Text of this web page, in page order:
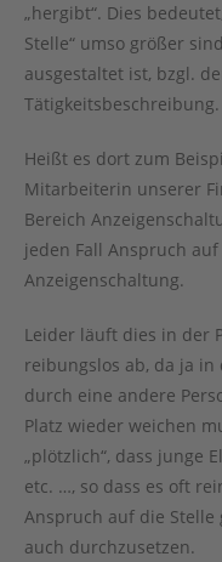
„hergibt“. Dies
Stelle“ umso größer
ausgestaltet ist, bzgl.
Tätigkeitsbeschreibung.
Heißt es dort zum
Mitarbeiterin unserer
Bereich
jeden Fall Anspruch
Anzeigenschaltung.
Leider läuft dies in der
reibungslos ab, da ja in
durch eine andere
Platz wieder weichen
„plötzlich“, dass junge
etc. …, so dass es oft
Anspruch auf die
auch durchzusetzen.